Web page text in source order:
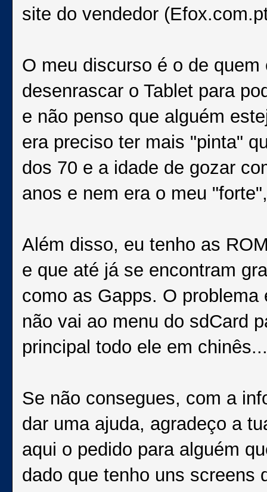
site do vendedor
O meu discurso é o de
desenrascar o Tablet para
e não penso que alguém
era preciso ter mais "pinta"
dos 70 e a idade de gozar
anos e nem era o meu
Além disso, eu tenho as
e que até já se encontram
como as Gapps. O
não vai ao menu do sdCard
principal todo ele em chinês...
Se não consegues, com a
dar uma ajuda, agradeço a
aqui o pedido para alguém
dado que tenho uns screens